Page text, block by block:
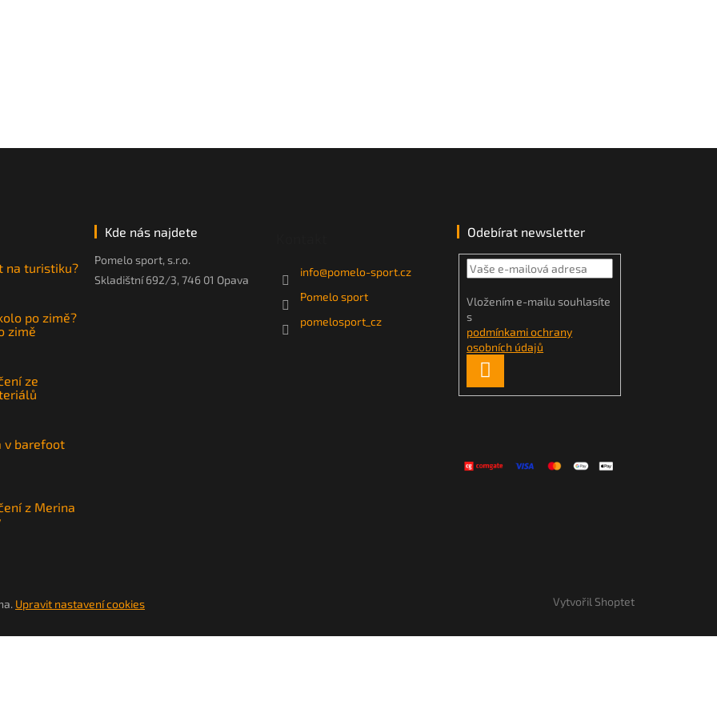
na turistiku?
po zimě?
zimě
ze
v barefoot
z Merina
Kde nás najdete
Pomelo sport, s.r.o.
Skladištní 692/3, 746 01 Opava
info@pomelo-sport.cz
Pomelo sport
pomelosport_cz
Odebírat newsletter
Vložením e-mailu souhlasíte
s
podmínkami ochrany
osobních údajů
SE
Vytvořil Shoptet
Upravit nastavení cookies